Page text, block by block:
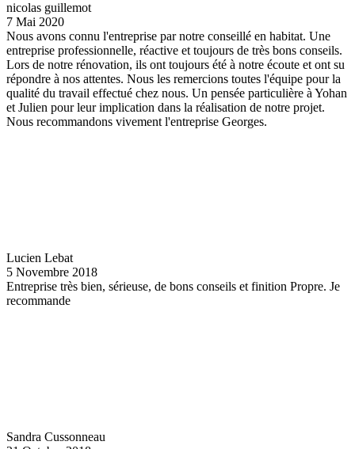
nicolas guillemot
7 Mai 2020
Nous avons connu l'entreprise par notre conseillé en habitat. Une
entreprise professionnelle, réactive et toujours de très bons conseils.
Lors de notre rénovation, ils ont toujours été à notre écoute et ont su
répondre à nos attentes. Nous les remercions toutes l'équipe pour la
qualité du travail effectué chez nous. Un pensée particulière à Yohan
et Julien pour leur implication dans la réalisation de notre projet.
Nous recommandons vivement l'entreprise Georges.
Lucien Lebat
5 Novembre 2018
Entreprise très bien, sérieuse, de bons conseils et finition Propre. Je
recommande
Sandra Cussonneau